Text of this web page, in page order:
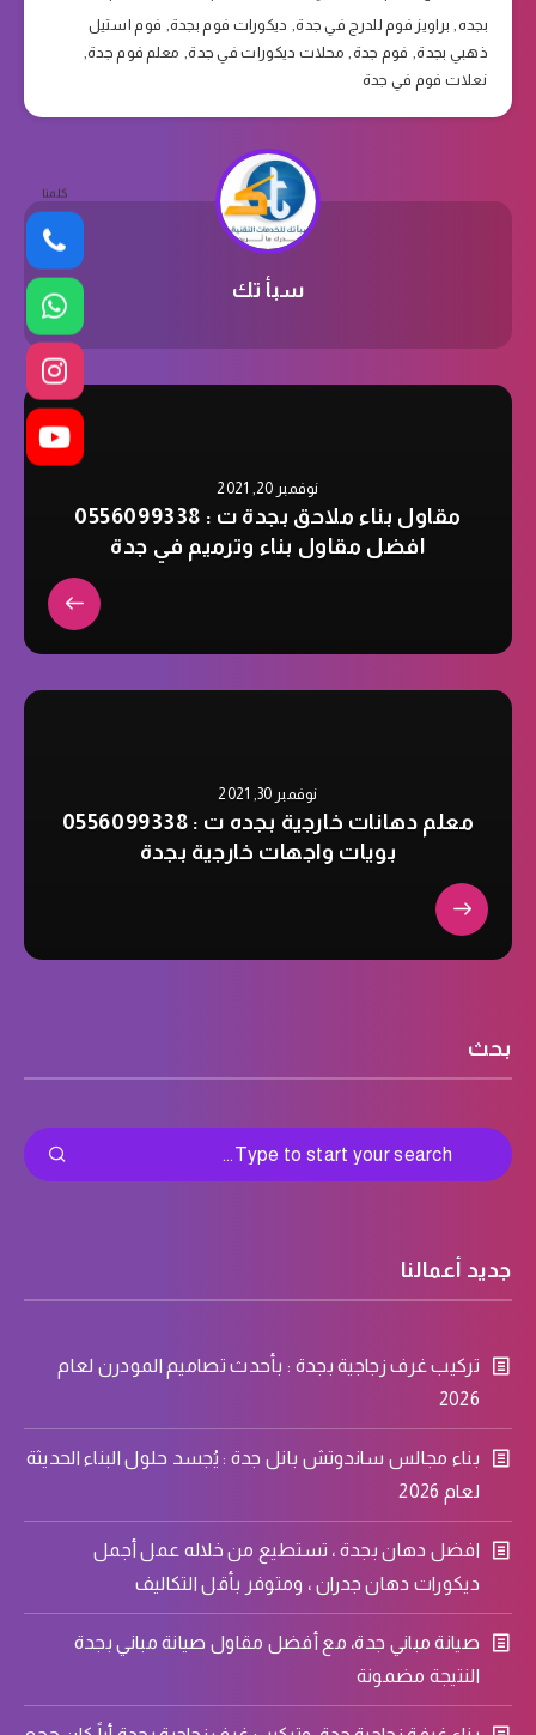
بجده براويز فوم للدرج في جدة ديكورات فوم بجدة فوم استيل
ذهبي بجدة فوم جدة محلات ديكورات في جدة معلم فوم جدة
نعلات فوم في جدة
سبأ تك
نوفمبر 20, 2021
مقاول بناء ملاحق بجدة ت : 0556099338
افضل مقاول بناء وترميم في جدة
نوفمبر 30, 2021
معلم دهانات خارجية بجده ت : 0556099338
بويات واجهات خارجية بجدة
بحث
جديد أعمالنا
تركيب غرف زجاجية بجدة : بأحدث تصاميم المودرن لعام
2026
بناء مجالس ساندوتش بانل جدة : يُجسد حلول البناء الحديثة
لعام 2026
افضل دهان بجدة ، تستطيع من خلاله عمل أجمل
ديكورات دهان جدران ، ومتوفر بأقل التكاليف
صيانة مباني جدة، مع أفضل مقاول صيانة مباني بجدة
النتيجة مضمونة
كلمنا